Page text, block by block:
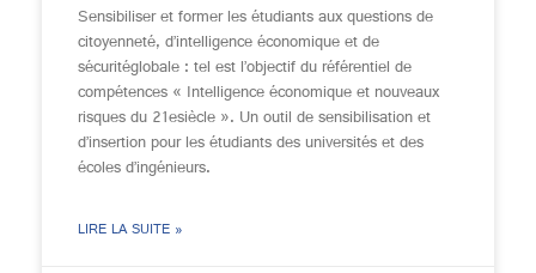
Sensibiliser et former les étudiants aux questions de
citoyenneté, d’intelligence économique et de
sécuritéglobale : tel est l’objectif du référentiel de
compétences « Intelligence économique et nouveaux
risques du 21esiècle ». Un outil de sensibilisation et
d’insertion pour les étudiants des universités et des
écoles d’ingénieurs.
LIRE LA SUITE »